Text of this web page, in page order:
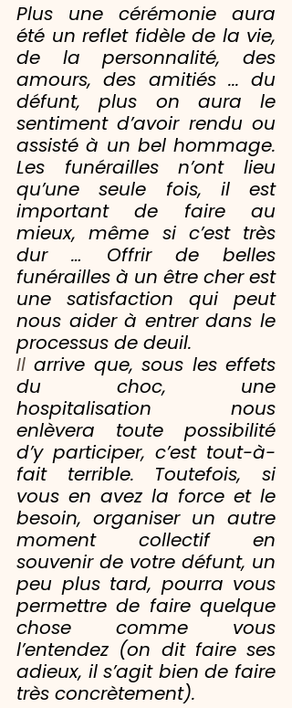
Plus une cérémonie aura
été un reflet fidèle de la vie,
de la personnalité, des
amours, des amitiés ... du
défunt, plus on aura le
sentiment d’avoir rendu ou
assisté à un bel hommage.
Les funérailles n’ont lieu
qu’une seule fois, il est
important de faire au
mieux, même si c’est très
dur … Offrir de belles
funérailles à un être cher est
une satisfaction qui peut
nous aider à entrer dans le
processus de deuil.
Il arrive que, sous les effets
du choc, une
hospitalisation nous
enlèvera toute possibilité
d’y participer, c’est tout-à-
fait terrible. Toutefois, si
vous en avez la force et le
besoin, organiser un autre
moment collectif en
souvenir de votre défunt, un
peu plus tard, pourra vous
permettre de faire quelque
chose comme vous
l’entendez (on dit faire ses
adieux, il s’agit bien de
très concrètement).